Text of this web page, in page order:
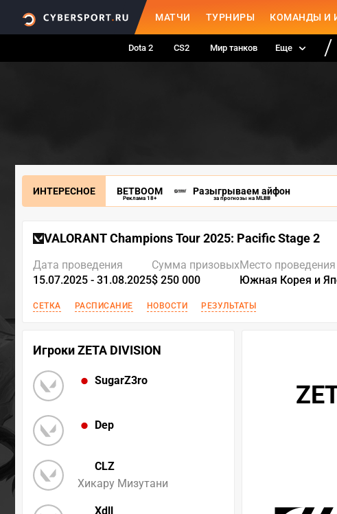
МАТЧИ ТУРНИРЫ КОМАНДЫ И
Dota 2 CS2 Мир танков Еще
ИНТЕРЕСНОЕ BETBOOM
Реклама 18+
Разыгрываем айфон
за прогнозы на MLBB
VALORANT Champions Tour 2025: Pacific Stage 2
Дата проведения
15.07.2025 - 31.08.2025
Сумма призовых
$ 250 000
Место проведения
Южная Корея и
СЕТКА РАСПИСАНИЕ НОВОСТИ РЕЗУЛЬТАТЫ
Игроки ZETA DIVISION
SugarZ3ro
Dep
CLZ
Хикару Мизутани
Xdll